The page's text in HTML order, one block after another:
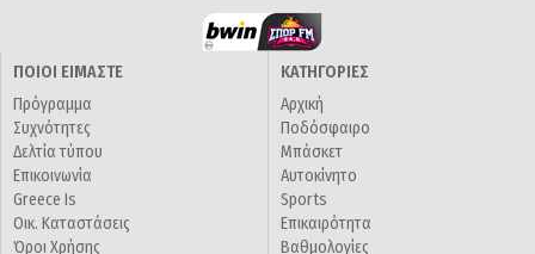
ΠΟΙΟΙ ΕΙΜΑΣΤΕ
Πρόγραμμα
Συχνότητες
Δελτία τύπου
Επικοινωνία
Greece Is
Οικ. Καταστάσεις
Όροι Χρήσης
ΚΑΤΗΓΟΡΙΕΣ
Αρχική
Ποδόσφαιρο
Μπάσκετ
Αυτοκίνητο
Sports
Επικαιρότητα
Βαθμολογίες